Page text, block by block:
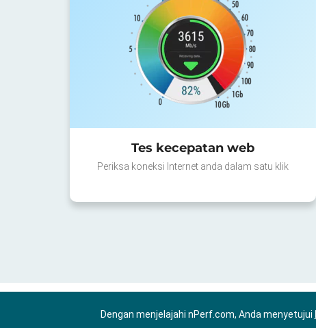
Tes kecepatan web
Periksa koneksi Internet anda dalam satu klik
Dengan menjelajahi nPerf.com, Anda menyetujui